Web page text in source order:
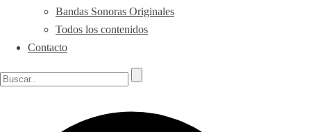
Bandas Sonoras Originales
Todos los contenidos
Contacto